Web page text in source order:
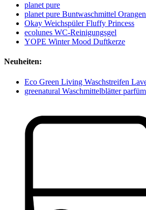
planet pure
planet pure Buntwaschmittel
Okay Weichspüler Fluffy Princess
ecolunes WC-Reinigungsgel
YOPE Winter Mood Duftkerze
Neuheiten:
Eco Green Living Waschstreifen
greenatural Waschmittelblätter